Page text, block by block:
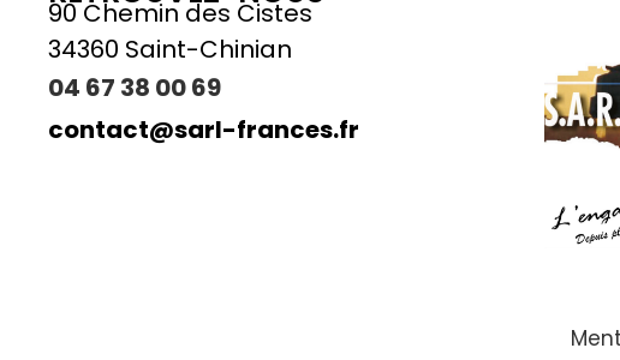
90 Chemin des Cistes
34360 Saint-Chinian
04 67 38 00 69
contact@sarl-frances.fr